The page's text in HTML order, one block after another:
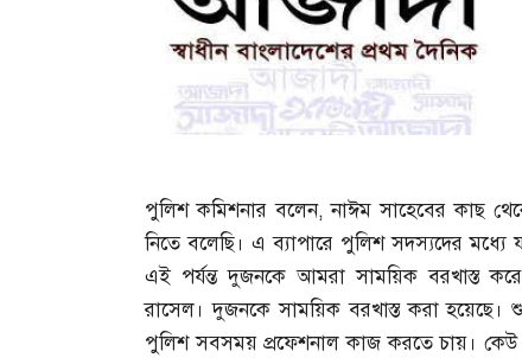
পুলিশ কমিশনার বলেন,নাঈম সাহেবের কাছ
নিতে বলেছি। এ ব্যাপারে পুলিশ সদস্যদের মধ্যে
এই পর্যন্ত দুজনকে আমরা সাময়িক বরখাস্ত
রাসেল। দুজনকে সাময়িক বরখাস্ত করা হয়েছে।
পুলিশ সবসময় প্রফেশনাল কাজ করতে চায়।